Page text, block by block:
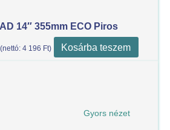
14″ 355mm ECO Piros
4 196 Ft) Kosárba teszem
Gyors nézet